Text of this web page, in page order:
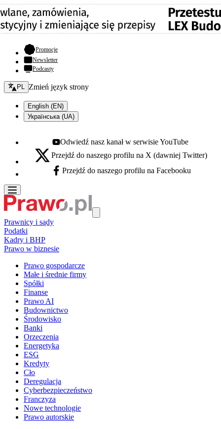
Promocje- otwiera się w nowej karcie
Newsletter
Podcasty
Zmień język - bieżący:
PL Zmień język strony
English (EN)
Українська (UA)
Youtube - otwiera się w nowej karcie
Odwiedź nasz kanał w serwisie YouTube
X - otwiera się w nowej karcie
Przejdź do naszego profilu na X (dawniej Twitter)
Facebook - otwiera się w nowej karcie
Przejdź do naszego profilu na Facebooku
Prawnicy i sądy
Podatki
Kadry i BHP
Prawo w biznesie
Prawo gospodarcze
Małe i średnie firmy
Spółki
Finanse
Prawo AI
Budownictwo
Środowisko
Banki
Orzeczenia
Energetyka
ESG
Kredyty
Cło
Deregulacja
Cyberbezpieczeństwo
Franczyza
Nowe technologie
Prawo autorskie